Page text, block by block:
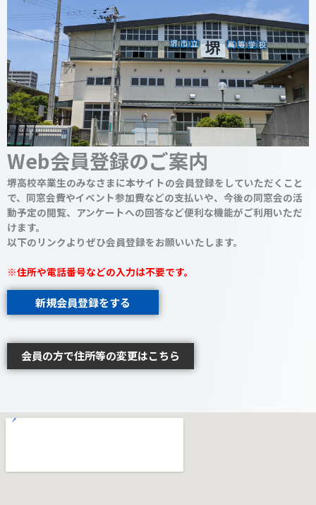
Web会員登録のご案内
堺高校卒業生のみなさまに本サイトの会員登録をしていただくこと
で、同窓会費やイベント参加費などの支払いや、今後の同窓会の活
動予定の閲覧、アンケートへの回答など便利な機能がご利用いただ
けます。
以下のリンクよりぜひ会員登録をお願いいたします。
※住所や電話番号などの入力は不要です。
新規会員登録をする
会員の方で住所等の変更はこちら